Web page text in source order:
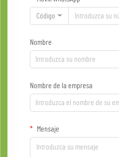
Código
Nombre
Nombre de la empresa
Mensaje